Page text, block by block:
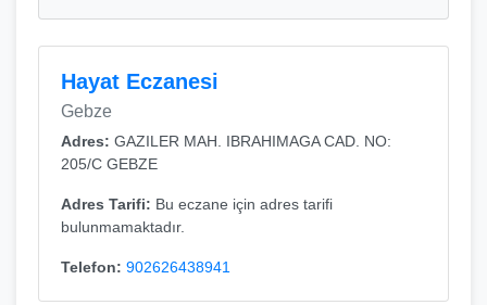
Hayat Eczanesi
Gebze
Adres: GAZILER MAH. IBRAHIMAGA CAD. NO:
205/C GEBZE
Adres Tarifi: Bu eczane için adres tarifi
bulunmamaktadır.
Telefon: 902626438941